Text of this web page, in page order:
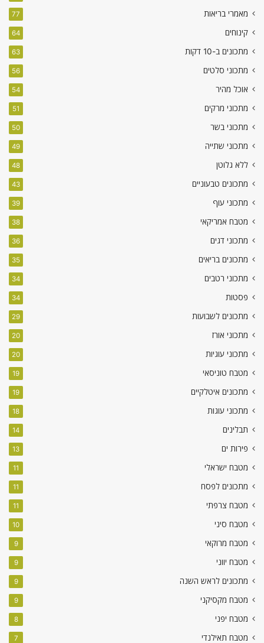
מאמרי בריאות 77
קינוחים 64
מתכונים ב-10 דקות 63
מתכוני סלטים 56
אוכל מהיר 54
מתכוני מרקים 51
מתכוני בשר 50
מתכוני שתייה 49
ללא גלוטן 48
מתכונים טבעוניים 43
מתכוני עוף 39
מטבח אמריקאי 38
מתכוני דגים 36
מתכונים בריאים 35
מתכוני רטבים 34
פסטות 34
מתכונים לשבועות 29
מתכוני אורז 20
מתכוני עוגיות 20
מטבח טוניסאי 19
מתכונים איטלקיים 19
מתכוני עוגות 18
תבלינים 14
פירות ים 13
מטבח ישראלי 11
מתכונים לפסח 11
מטבח צרפתי 11
מטבח סיני 10
מטבח מרוקאי 9
מטבח יווני 9
מתכונים לראש השנה 9
מטבח מקסיקני 9
מטבח יפני 8
מטבח תאילנדי 7